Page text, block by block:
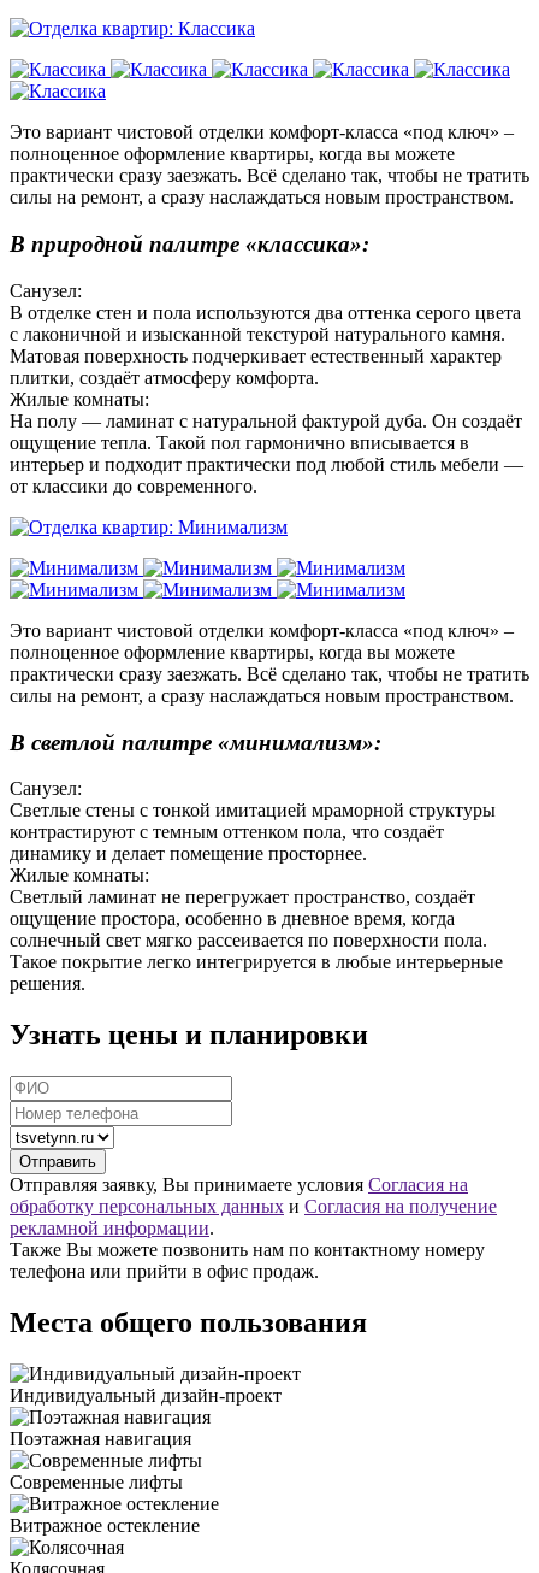
Это вариант чистовой отделки комфорт-класса «под ключ» –
полноценное оформление квартиры, когда вы можете
практически сразу заезжать. Всё сделано так, чтобы не тратить
силы на ремонт, а сразу наслаждаться новым пространством.
В природной палитре «классика»:
Санузел:
В отделке стен и пола используются два оттенка серого цвета
с лаконичной и изысканной текстурой натурального камня.
Матовая поверхность подчеркивает естественный характер
плитки, создаёт атмосферу комфорта.
Жилые комнаты:
На полу — ламинат с натуральной фактурой дуба. Он создаёт
ощущение тепла. Такой пол гармонично вписывается в
интерьер и подходит практически под любой стиль мебели —
от классики до современного.
Это вариант чистовой отделки комфорт-класса «под ключ» –
полноценное оформление квартиры, когда вы можете
практически сразу заезжать. Всё сделано так, чтобы не тратить
силы на ремонт, а сразу наслаждаться новым пространством.
В светлой палитре «минимализм»:
Санузел:
Светлые стены с тонкой имитацией мраморной структуры
контрастируют с темным оттенком пола, что создаёт
динамику и делает помещение просторнее.
Жилые комнаты:
Светлый ламинат не перегружает пространство, создаёт
ощущение простора, особенно в дневное время, когда
солнечный свет мягко рассеивается по поверхности пола.
Такое покрытие легко интегрируется в любые интерьерные
решения.
Узнать цены и планировки
Отправляя заявку, Вы принимаете условия Согласия на
обработку персональных данных и Согласия на получение
рекламной информации.
Также Вы можете позвонить нам по контактному номеру
телефона или прийти в офис продаж.
Места общего пользования
Индивидуальный дизайн-проект
Поэтажная навигация
Современные лифты
Витражное остекление
Колясочная